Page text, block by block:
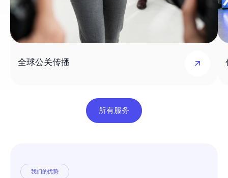
全球公关传播
所有服务
我们的优势